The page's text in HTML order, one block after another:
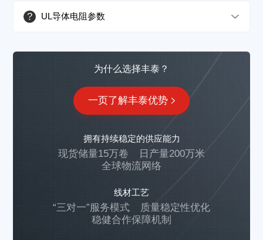
? UL导体电阻参数
为什么选择丰泰？
一页了解丰泰优势
拥有持续稳定的供应能力
现货储量15万卷
日产量200万米
全球物流网络
线材工艺
“三对一”服务模式
质量稳定性优化
稳健合作保障机制